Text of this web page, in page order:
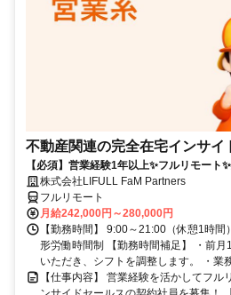
不動産関連の完全在宅インサイ
【必須】営業経験1年以上✨フルリモート
有 株式会社LIFULL FaM Partners
フルリモート
月給242,000円～280,000円
【勤務時間】 9:00～21:00（休憩1時
形労働時間制 【勤務時間補足】 ・前
いただき、シフトを調整します。 ・業
【仕事内容】 営業経験を活かしてフル